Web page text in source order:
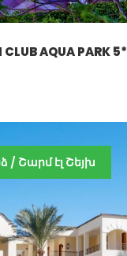
AQUA PARK 5*
/ Շարմ էլ Շեյխ